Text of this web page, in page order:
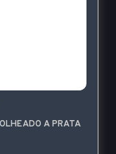
A PRATA